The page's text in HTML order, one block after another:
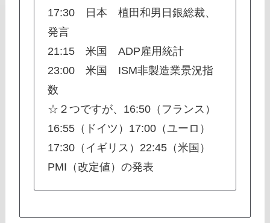
17:30 日本 植田和男日銀総裁、
発言
21:15 米国 ADP雇用統計
23:00 米国 ISM非製造業景況指
数
☆２つですが、16:50（フランス）
16:55（ドイツ）17:00（ユーロ）
17:30（イギリス）22:45（米国）
PMI（改定値）の発表